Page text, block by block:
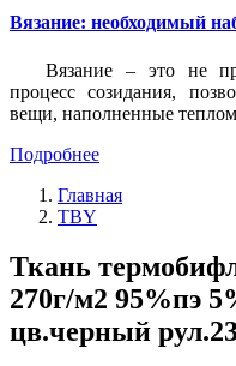
Вязание: необходимый
Вязание – это не
процесс созидания,
вещи, наполненные
Подробнее
Главная
TBY
Ткань
270г/м2 95%пэ
цв.черный